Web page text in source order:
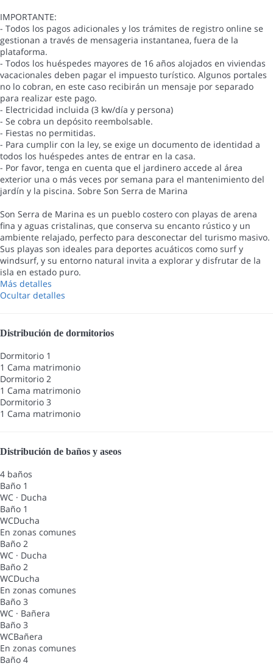
IMPORTANTE:
- Todos los pagos adicionales y los trámites de registro online se
gestionan a través de mensageria instantanea, fuera de la
plataforma.
- Todos los huéspedes mayores de 16 años alojados en viviendas
vacacionales deben pagar el impuesto turístico. Algunos portales
no lo cobran, en este caso recibirán un mensaje por separado
para realizar este pago.
- Electricidad incluida (3 kw/día y persona)
- Se cobra un depósito reembolsable.
- Fiestas no permitidas.
- Para cumplir con la ley, se exige un documento de identidad a
todos los huéspedes antes de entrar en la casa.
- Por favor, tenga en cuenta que el jardinero accede al área
exterior una o más veces por semana para el mantenimiento del
jardín y la piscina. Sobre Son Serra de Marina
Son Serra de Marina es un pueblo costero con playas de arena
fina y aguas cristalinas, que conserva su encanto rústico y un
ambiente relajado, perfecto para desconectar del turismo masivo.
Sus playas son ideales para deportes acuáticos como surf y
windsurf, y su entorno natural invita a explorar y disfrutar de la
isla en estado puro.
Más detalles
Ocultar detalles
Distribución de dormitorios
Dormitorio 1
1 Cama matrimonio
Dormitorio 2
1 Cama matrimonio
Dormitorio 3
1 Cama matrimonio
Distribución de baños y aseos
4 baños
Baño 1
WC · Ducha
Baño 1
WCDucha
En zonas comunes
Baño 2
WC · Ducha
Baño 2
WCDucha
En zonas comunes
Baño 3
WC · Bañera
Baño 3
WCBañera
En zonas comunes
Baño 4